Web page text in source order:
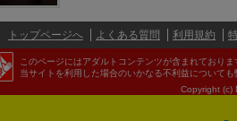
トップページへ よくある質問 利用規約
このページにはアダルトコンテンツが含まれており
当サイトを利用した場合のいかなる不利益について
Copyright (c)